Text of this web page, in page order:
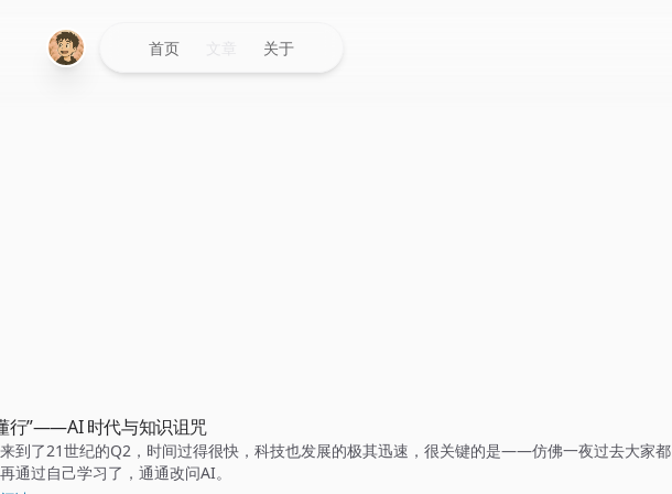
首页 关于
行”——AI 时代与知识诅咒
到了21世纪的Q2，时间过得很快，科技也发展的极其迅速，很关键的是——仿佛一夜过去大家都
通过自己学习了，通通改问AI。